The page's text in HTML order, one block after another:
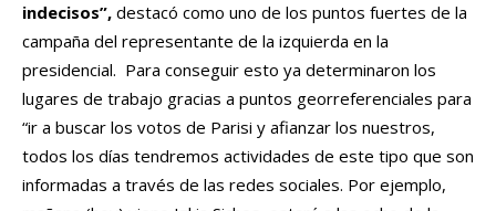
indecisos”, destacó como uno de los puntos fuertes de la
campaña del representante de la izquierda en la
presidencial. Para conseguir esto ya determinaron los
lugares de trabajo gracias a puntos georreferenciales para
“ir a buscar los votos de Parisi y afianzar los nuestros,
todos los días tendremos actividades de este tipo que son
informadas a través de las redes sociales. Por ejemplo,